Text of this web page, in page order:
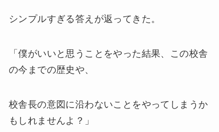
シンプルすぎる答えが返ってきた。
「僕がいいと思うことをやった結果、この校舎
の今までの歴史や、
校舎長の意図に沿わないことをやってしまうか
もしれませんよ？」